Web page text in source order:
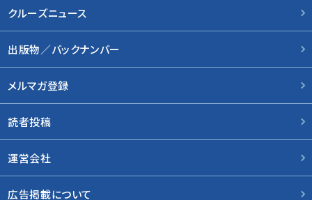
クルーズニュース
出版物／バックナンバー
メルマガ登録
読者投稿
運営会社
広告掲載について